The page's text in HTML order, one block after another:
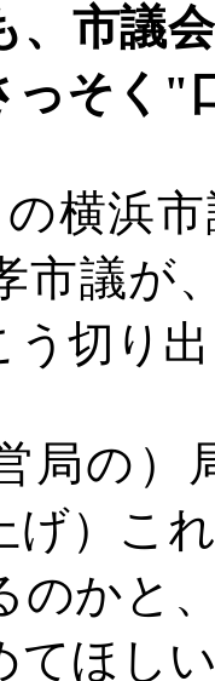
、市議
っそ
の横浜
市議が
う切り
局の）
げ）こ
のかと
てほし